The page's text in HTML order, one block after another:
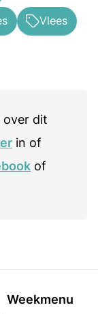
Vlees
over dit
in of
of
Weekmenu